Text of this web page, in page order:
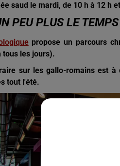
saud le mardi, de 10 h à 12 h
PEU PLUS LE
propose un parcours
tous les jours).
sur les gallo-romains est
tout l'été.